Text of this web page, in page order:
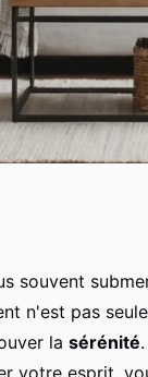
souvent
n'est pas
la sérénité
votre esprit,